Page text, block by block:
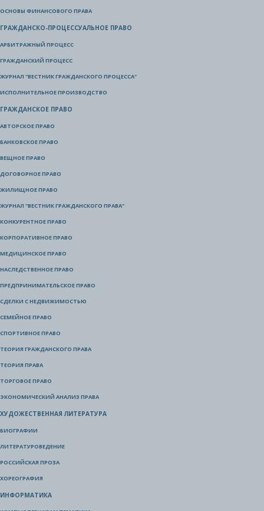
ОСНОВЫ ФИНАНСОВОГО ПРАВА
ГРАЖДАНСКО-ПРОЦЕССУАЛЬНОЕ ПРАВО
АРБИТРАЖНЫЙ ПРОЦЕСС
ГРАЖДАНСКИЙ ПРОЦЕСС
ЖУРНАЛ "ВЕСТНИК ГРАЖДАНСКОГО ПРОЦЕССА"
ИСПОЛНИТЕЛЬНОЕ ПРОИЗВОДСТВО
ГРАЖДАНСКОЕ ПРАВО
АВТОРСКОЕ ПРАВО
БАНКОВСКОЕ ПРАВО
ВЕЩНОЕ ПРАВО
ДОГОВОРНОЕ ПРАВО
ЖИЛИЩНОЕ ПРАВО
ЖУРНАЛ "ВЕСТНИК ГРАЖДАНСКОГО ПРАВА"
КОНКУРЕНТНОЕ ПРАВО
КОРПОРАТИВНОЕ ПРАВО
МЕДИЦИНСКОЕ ПРАВО
НАСЛЕДСТВЕННОЕ ПРАВО
ПРЕДПРИНИМАТЕЛЬСКОЕ ПРАВО
СДЕЛКИ С НЕДВИЖИМОСТЬЮ
СЕМЕЙНОЕ ПРАВО
СПОРТИВНОЕ ПРАВО
ТЕОРИЯ ГРАЖДАНСКОГО ПРАВА
ТЕОРИЯ ПРАВА
ТОРГОВОЕ ПРАВО
ЭКОНОМИЧЕСКИЙ АНАЛИЗ ПРАВА
ХУДОЖЕСТВЕННАЯ ЛИТЕРАТУРА
БИОГРАФИИ
ЛИТЕРАТУРОВЕДЕНИЕ
РОССИЙСКАЯ ПРОЗА
ХОРЕОГРАФИЯ
ИНФОРМАТИКА